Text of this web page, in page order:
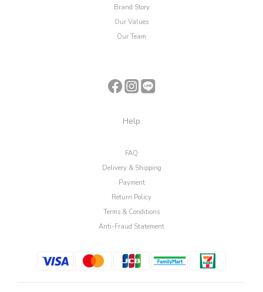
Brand Story
Our Values
Our Team
Help
FAQ
Delivery & Shipping
Payment
Return Policy
Terms & Conditions
Anti-Fraud Statement